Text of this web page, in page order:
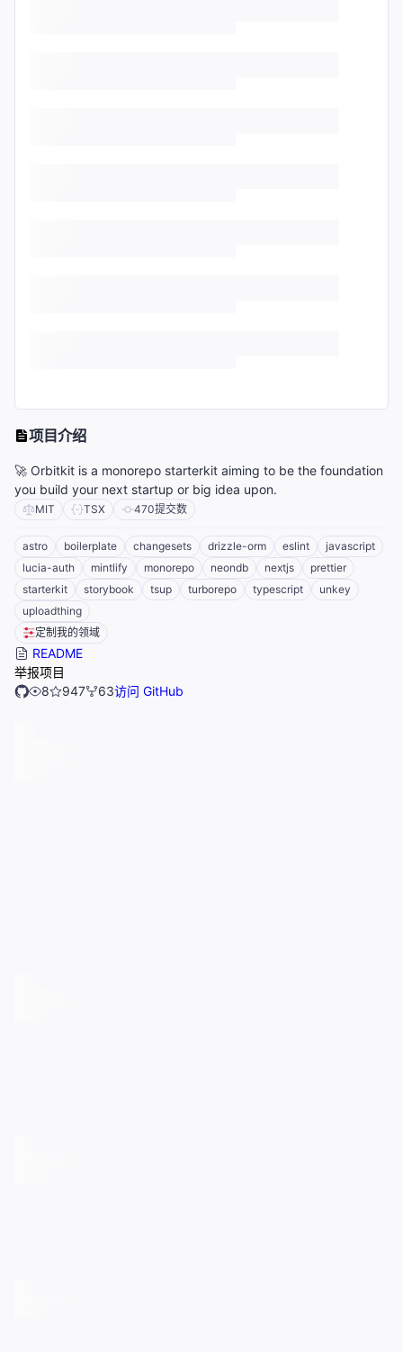
项目介绍
🚀 Orbitkit is a monorepo starterkit aiming to be the foundation
you build your next startup or big idea upon.
MIT TSX 470提交数
astro boilerplate changesets drizzle-orm eslint
javascript
lucia-auth
mintlify monorepo neondb nextjs
prettier
starterkit
storybook tsup turborepo typescript
unkey
uploadthing
定制我的领域
README
举报项目
8
947 63访问 GitHub